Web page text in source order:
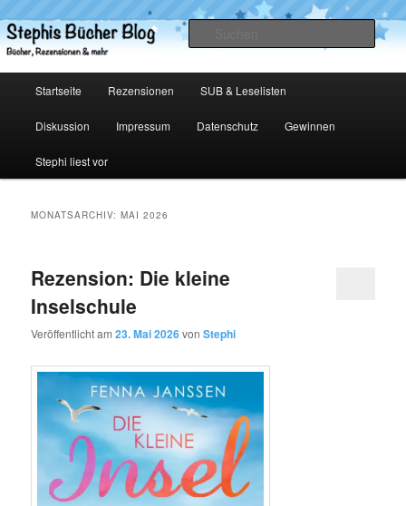
primären
Inhalt
sekundären
Inhalt
Stephis Bücher Blog
Startseite Rezensionen SUB & Leselisten
Diskussion Impressum Datenschutz Gewinnen
Stephi liest vor
MONATSARCHIV:MAI 2026
Rezension: Die kleine
Inselschule
Veröffentlicht am23. Mai 2026vonStephi